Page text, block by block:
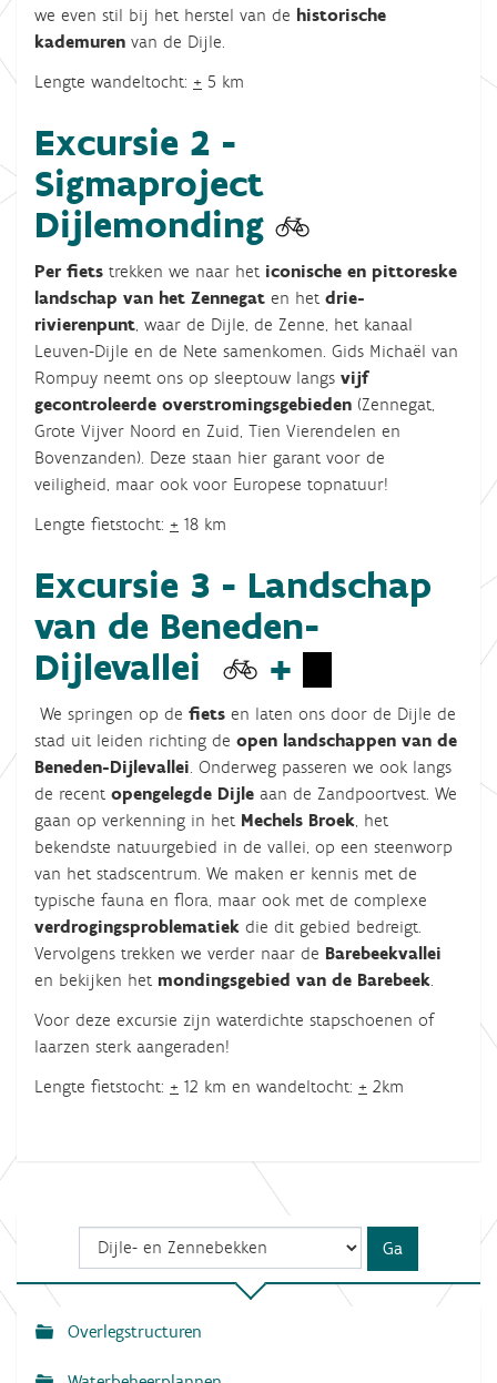
we even stil bij het herstel van de historische
kademuren van de Dijle.
Lengte wandeltocht: + 5 km
Excursie 2 -
Sigmaproject
Dijlemonding
Per fiets trekken we naar het iconische en pittoreske
landschap van het Zennegat en het drie-
rivierenpunt , waar de Dijle, de Zenne, het kanaal
Leuven-Dijle en de Nete samenkomen. Gids Michaël van
Rompuy neemt ons op sleeptouw langs vijf
gecontroleerde overstromingsgebieden (Zennegat,
Grote Vijver Noord en Zuid, Tien Vierendelen en
Bovenzanden). Deze staan hier garant voor de
veiligheid, maar ook voor Europese topnatuur!
Lengte fietstocht: + 18 km
Excursie 3 - Landschap
van de Beneden-
Dijlevallei
+
We springen op de fiets en laten ons door de Dijle de
stad uit leiden richting de open landschappen van de
Beneden-Dijlevallei. Onderweg passeren we ook langs
de recent opengelegde Dijle aan de Zandpoortvest. We
gaan op verkenning in het Mechels Broek, het
bekendste natuurgebied in de vallei, op een steenworp
van het stadscentrum. We maken er kennis met de
typische fauna en flora, maar ook met de complexe
verdrogingsproblematiek die dit gebied bedreigt.
Vervolgens trekken we verder naar de Barebeekvallei
en bekijken het mondingsgebied van de Barebeek.
Voor deze excursie zijn waterdichte stapschoenen of
laarzen sterk aangeraden!
Lengte fietstocht: + 12 km en wandeltocht: + 2km
N
a
Overlegstructuren